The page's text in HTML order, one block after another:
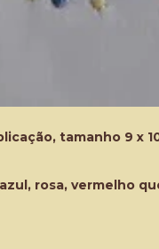
tamanho 9 x
rosa, vermelho